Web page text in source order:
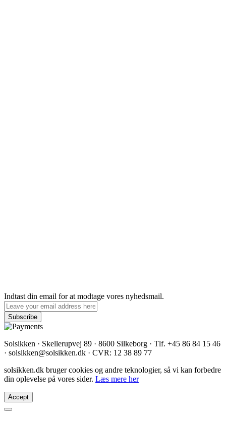
Indtast din email for at modtage vores nyhedsmail.
Solsikken · Skellerupvej 89 · 8600 Silkeborg · Tlf. +45 86 84 15 46
· solsikken@solsikken.dk · CVR: 12 38 89 77
solsikken.dk bruger cookies og andre teknologier, så vi kan forbedre
din oplevelse på vores sider. Læs mere her
Accept